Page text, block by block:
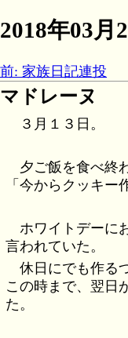
2018年03月
前: 家族日記連投
マドレーヌ
３月１３日。
夕ご飯を食べ終
「今からクッキー
ホワイトデーに
言われていた。
休日にでも作る
この時まで、翌日
た。